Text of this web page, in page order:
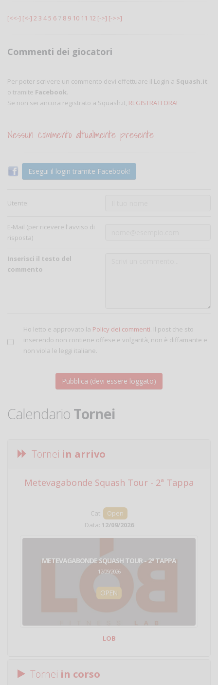
[<<-] [<-] 2 3 45 6 7 8 9 10 11 12 [->] [->>]
Commenti dei giocatori
Per poter scrivere un commento devi effettuare il Login a Squash.it
o tramite Facebook.
Se non sei ancora registrato a Squash.it, REGISTRATI ORA!
Nessun commento attualmente presente
Esegui il login tramite Facebook!
Utente:
E-Mail (per ricevere l'avviso di
risposta)
Inserisci il testo del
commento
Ho letto e approvato la Policy dei commenti. Il post che sto
inserendo non contiene offese e volgarità, non è diffamante e
non viola le leggi italiane.
Calendario Tornei
Tornei in arrivo
Metevagabonde Squash Tour - 2ª Tappa
Cat:
Open
Data: 12/09/2026
METEVAGABONDE SQUASH TOUR - 2ª TAPPA
12/09/2026
OPEN
LOB
Tornei in corso